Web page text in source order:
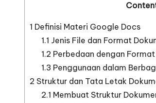
1 Definisi Materi Google Docs
1.1 Jenis File dan Format
1.2 Perbedaan dengan
1.3 Penggunaan dalam
2 Struktur dan Tata Letak
2.1 Membuat Struktur